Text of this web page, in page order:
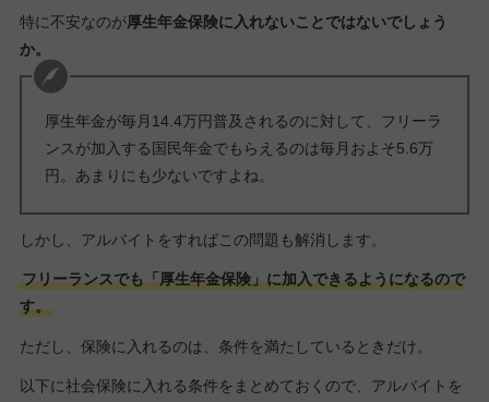
特に不安なのが厚生年金保険に入れないことではないでしょう
か。
厚生年金が毎月14.4万円普及されるのに対して、フリーラ
ンスが加入する国民年金でもらえるのは毎月およそ5.6万
円。あまりにも少ないですよね。
しかし、アルバイトをすればこの問題も解消します。
フリーランスでも「厚生年金保険」に加入できるようになるので
す。
ただし、保険に入れるのは、条件を満たしているときだけ。
以下に社会保険に入れる条件をまとめておくので、アルバイトを